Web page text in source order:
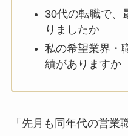
30代の転職で、
りましたか
私の希望業界・
績がありますか
「先月も同年代の営業